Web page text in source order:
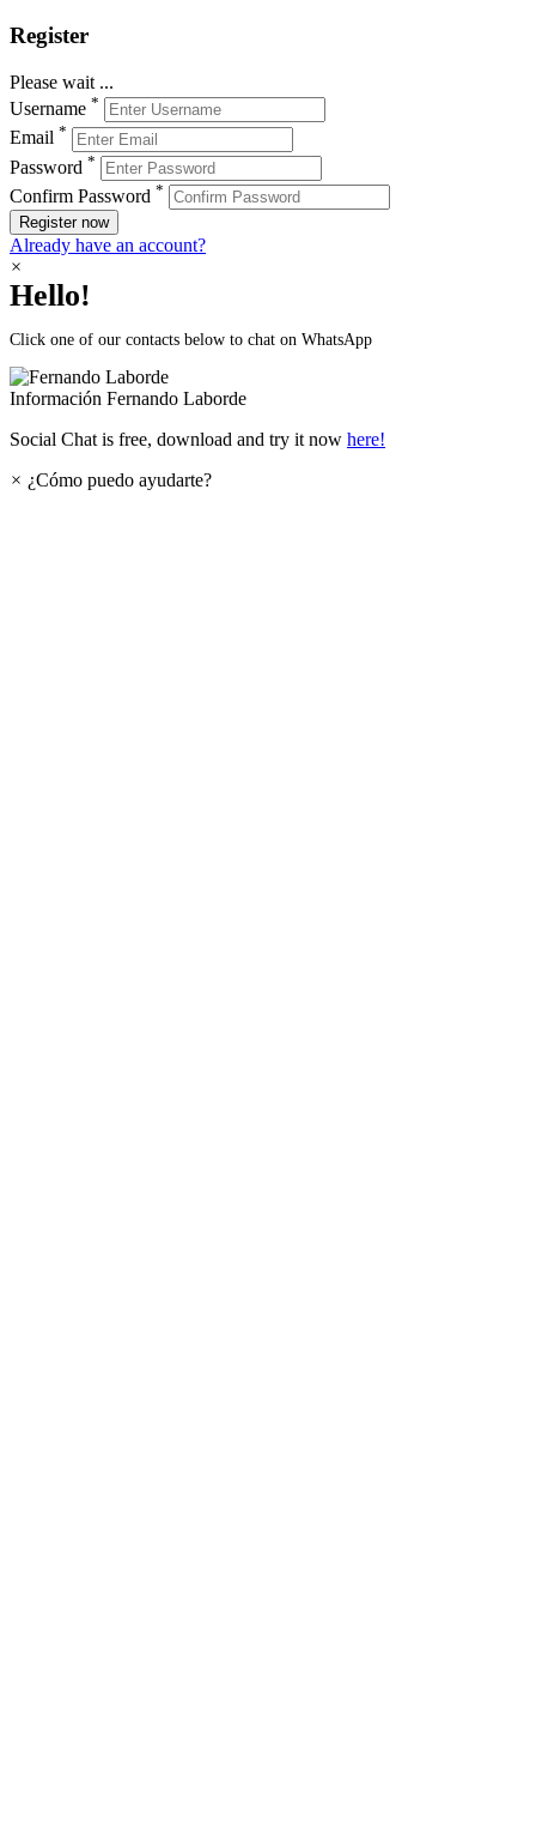
Register
Please wait ...
Username *
Email *
Password *
Confirm Password *
Register now
Already have an account?
×
Hello!
Click one of our contacts below to chat on WhatsApp
Información Fernando Laborde
Social Chat is free, download and try it now here!
× ¿Cómo puedo ayudarte?